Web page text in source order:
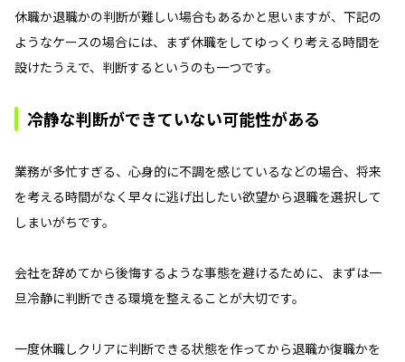
休職か退職かの判断が難しい場合もあるかと思いますが、下記の
ようなケースの場合には、まず休職をしてゆっくり考える時間を
設けたうえで、判断するというのも一つです。
冷静な判断ができていない可能性がある
業務が多忙すぎる、心身的に不調を感じているなどの場合、将来
を考える時間がなく早々に逃げ出したい欲望から退職を選択して
しまいがちです。
会社を辞めてから後悔するような事態を避けるために、まずは一
旦冷静に判断できる環境を整えることが大切です。
一度休職しクリアに判断できる状態を作ってから退職か復職かを